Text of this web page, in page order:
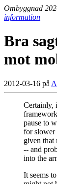
Ombyggnad
information
Bra
mot
2012-03-16 på
Certainly,
pause to
for slower
given that
-- and
into the
It seems